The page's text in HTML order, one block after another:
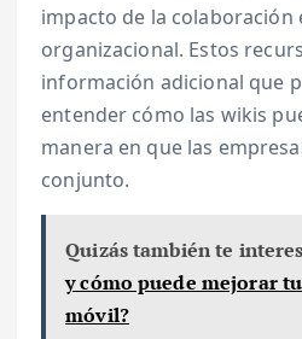
impacto de la colaboración
organizacional. Estos
información adicional que
entender cómo las wikis
manera en que las
conjunto.
Quizás también te
y cómo puede mejorar
móvil?